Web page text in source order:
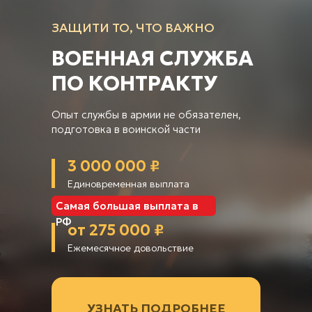
ЗАЩИТИ ТО, ЧТО ВАЖНО
ВОЕННАЯ СЛУЖБА
ПО КОНТРАКТУ
Опыт службы в армии не обязателен,
подготовка в воинской части
УЗНАТЬ ПОДРОБНЕЕ
3 000 000 ₽
Единовременная выплата
от 275 000 ₽
Ежемесячное довольствие
Самая большая выплата в
РФ